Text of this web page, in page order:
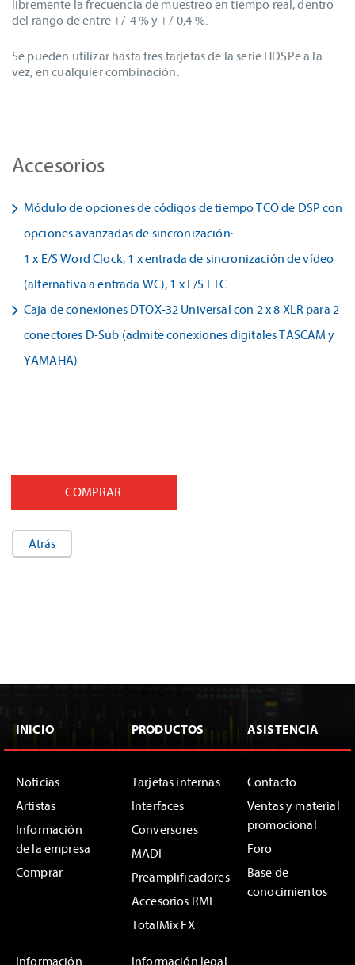
libremente la frecuencia de muestreo en tiempo real, dentro
del rango de entre +/-4 % y +/-0,4 %.
Se pueden utilizar hasta tres tarjetas de la serie HDSPe a la
vez, en cualquier combinación.
Accesorios
Módulo de opciones de códigos de tiempo TCO de DSP con
opciones avanzadas de sincronización:
1 x E/S Word Clock, 1 x entrada de sincronización de vídeo
(alternativa a entrada WC), 1 x E/S LTC
Caja de conexiones DTOX-32 Universal con 2 x 8 XLR para 2
conectores D-Sub (admite conexiones digitales TASCAM y
YAMAHA)
COMPRAR
Atrás
INICIO
Noticias
Artistas
Información
de la empresa
Comprar
PRODUCTOS
Tarjetas internas
Interfaces
Conversores
MADI
Preamplificadores
Accesorios RME
TotalMix FX
ASISTENCIA
Contacto
Ventas y material
promocional
Foro
Base de
conocimientos
Información Información legal